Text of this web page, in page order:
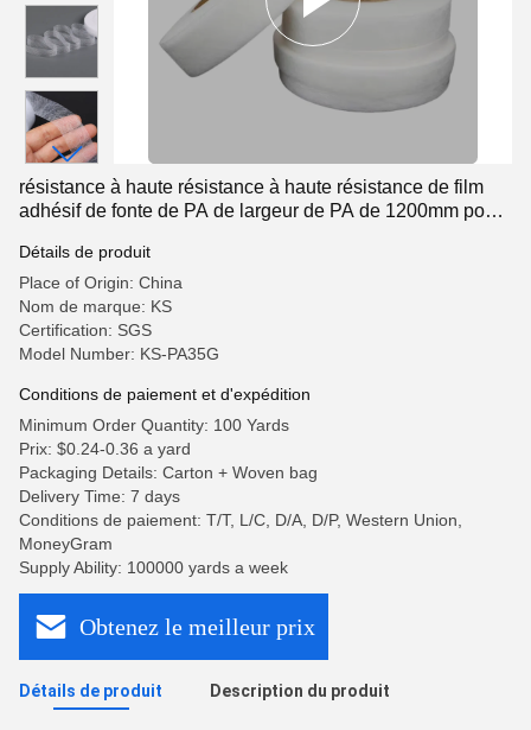
résistance à haute résistance à haute résistance de film
adhésif de fonte de PA de largeur de PA de 1200mm pour
Détails de produit
Place of Origin: China
Nom de marque: KS
Certification: SGS
Model Number: KS-PA35G
Conditions de paiement et d'expédition
Minimum Order Quantity: 100 Yards
Prix: $0.24-0.36 a yard
Packaging Details: Carton + Woven bag
Delivery Time: 7 days
Conditions de paiement: T/T, L/C, D/A, D/P, Western Union,
MoneyGram
Supply Ability: 100000 yards a week
Obtenez le meilleur prix
Détails de produit Description du produit